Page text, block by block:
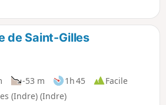
par la
la Roche-Bat-
balade est
deux passages
délicats pour
personnes à
et
de Saint-Gilles
-53 m 1h 45
Facile
(Indre) (Indre)